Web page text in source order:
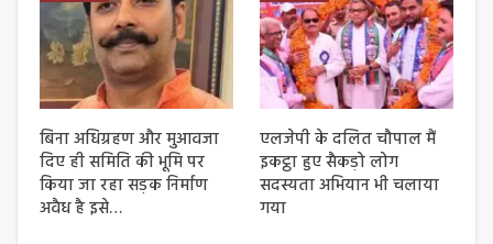
बिना अधिग्रहण और मुआवजा
दिए ही समिति की भूमि पर
किया जा रहा सड़क निर्माण
अवैध है इसे…
एलजेपी के दलित चौपाल मैं
इकट्ठा हुए सैकड़ो लोग
सदस्यता अभियान भी चलाया
गया